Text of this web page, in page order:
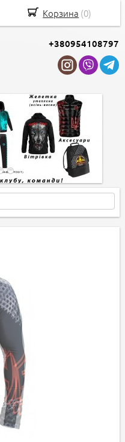
+380954108797
Корзина (0)